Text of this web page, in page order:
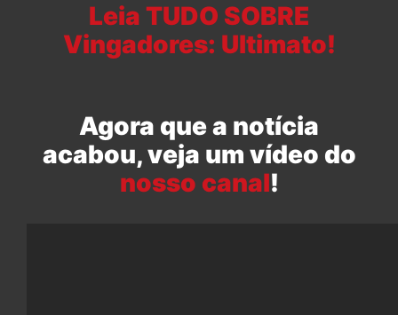
Leia TUDO SOBRE
Vingadores: Ultimato!
Agora que a notícia
acabou, veja um vídeo do
nosso canal!